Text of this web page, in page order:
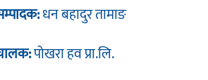
धन बहादुर तामाङ
पोखरा हव प्रा.लि.